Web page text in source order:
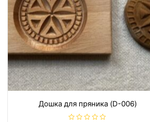
Дошка для пряника (D-006)